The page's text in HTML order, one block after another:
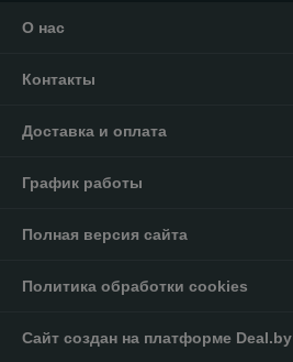
О нас
Контакты
Доставка и оплата
График работы
Полная версия сайта
Политика обработки cookies
Сайт создан на платформе Deal.by